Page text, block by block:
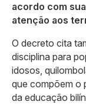
acordo com
atenção aos
O decreto cita
disciplina para
idosos,
que compõem o
da educação